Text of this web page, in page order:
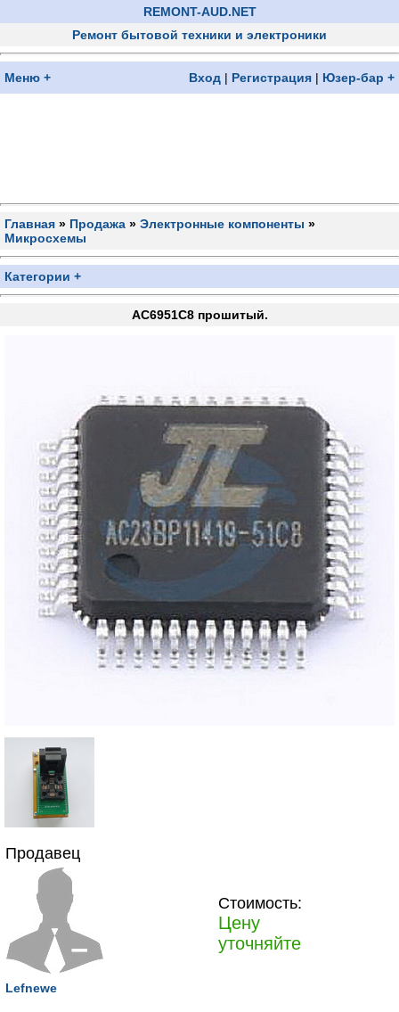
REMONT-AUD.NET
Ремонт бытовой техники и электроники
Меню + Вход | Регистрация | Юзер-бар +
Главная » Продажа » Электронные компоненты »
Микросхемы
Категории +
AC6951С8 прошитый.
Продавец
Lefnewe
Стоимость:
Цену
уточняйте